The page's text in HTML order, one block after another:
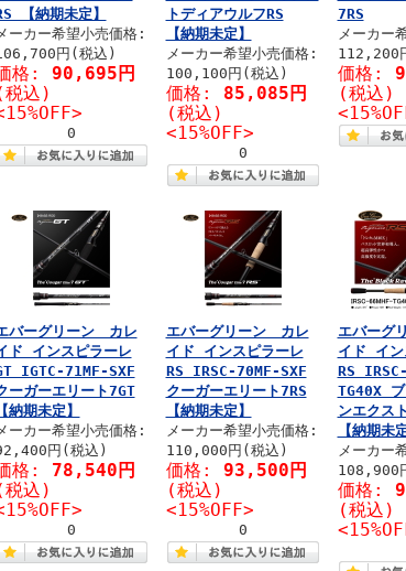
【納期未定】
ーカー希望小売価格:
円(税込)
格: 90,695円
込)
0
トディアウルフRS
【納期未定】
メーカー希望小売価格:
100,100円(税込)
価格: 85,085円
(税込)
<15%OFF>
0
7RS
メーカー
112,200
価格:
(税込)
バーグリーン カレ
ド インスピラーレ
IGTC-71MF-SXF
ーガーエリート7GT
納期未定】
ーカー希望小売価格:
円(税込)
格: 78,540円
込)
0
エバーグリーン カレ
イド インスピラーレ
RS IRSC-70MF-SXF
クーガーエリート7RS
【納期未定】
メーカー希望小売価格:
110,000円(税込)
価格: 93,500円
(税込)
<15%OFF>
0
エバーグ
イド イン
RS
TG40X
ンエクス
【納期未定
メーカー
108,900
価格:
(税込)